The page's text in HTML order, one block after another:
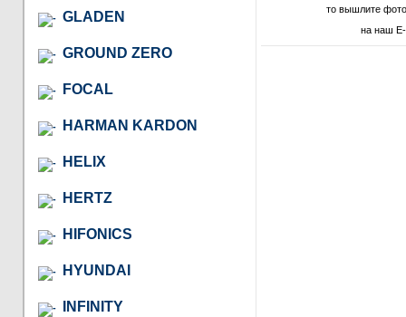
GLADEN
GROUND ZERO
FOCAL
HARMAN KARDON
HELIX
HERTZ
HIFONICS
HYUNDAI
INFINITY
то вышлите
на наш